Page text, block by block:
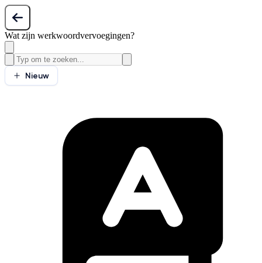
Wat zijn werkwoordvervoegingen?
Nieuw